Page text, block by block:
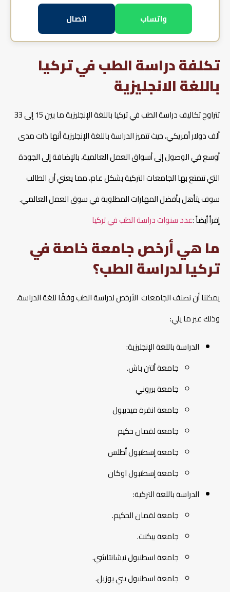
واتساب اتصال
تكلفة دراسة الطب في تركيا
باللغة الانجليزية
تتراوح تكاليف دراسة الطب في تركيا باللغة الإنجليزية ما بين 15 إلى 33
ألف دولار أمريكي، حيث تتميز الدراسة باللغة الإنجليزية أنها ذات مدى
أوسع في الوصول إلى أسواق العمل العالمية، بالإضافة إلى الجودة
التي تتمتع بها الجامعات التركية بشكل عام، مما يعني أن الطالب
سوف يتأهل بأفضل المهارات المطلوبة في سوق العمل العالمي.
إقرأ أيضاً :عدد سنوات دراسة الطب في تركيا
ما هي أرخص جامعة خاصة في
تركيا لدراسة الطب؟
يمكننا أن نصنف الجامعات الأرخص لدراسة الطب وفقًا للغة الدراسة،
وذلك عبر ما يلي:
الدراسة باللغة الإنجليزية:
جامعة ألتن باش.
جامعة بيروني
جامعة انقرة ميديبول
جامعة لقمان حكيم
جامعة إسطنبول أطلس
جامعة إسطنبول اوكان
الدراسة باللغة التركية:
جامعة لقمان الحكيم.
جامعة بيكنت.
جامعة اسطنبول نيشانتاشي.
جامعة اسطنبول يني يوزيل.